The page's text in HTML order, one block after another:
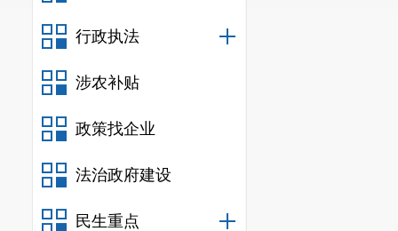
行政执法
涉农补贴
政策找企业
法治政府建设
民生重点